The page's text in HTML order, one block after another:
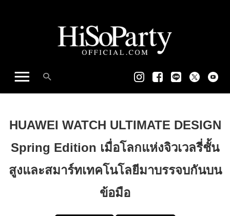
HUAWEI WATCH ULTIMATE DESIGN
Spring Edition เมื่อโลกแห่งจิวเวลรี่ชั้น
สูงและสมาร์ทเทคโนโลยีมาบรรจบกันบน
ข้อมือ